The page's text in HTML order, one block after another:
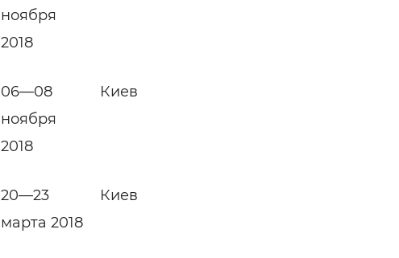
ноября
2018
06—08
ноября
2018
Киев
20—23
марта 2018
Киев